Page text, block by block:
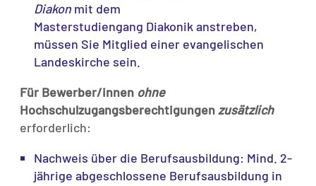
Diakonmit dem
Masterstudiengang Diakonik anstreben,
müssen Sie Mitglied einer evangelischen
Landeskirche sein.
Für Bewerber/innen ohne
Hochschulzugangsberechtigungenzusätzlich
erforderlich:
Nachweis über die Berufsausbildung: Mind. 2-
jährige abgeschlossene Berufsausbildung in